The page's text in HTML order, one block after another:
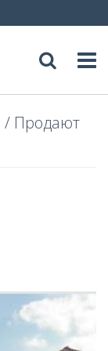
Продают